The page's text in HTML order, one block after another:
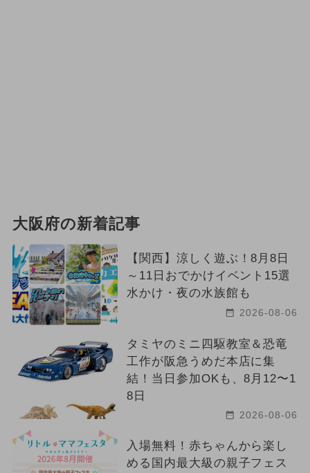
大阪府の新着記事
【関西】涼しく遊ぶ！8月8日
～11日おでかけイベント15選
水かけ・夜の水族館も
2026-08-06
タミヤのミニ四駆教室＆恐竜
工作が阪急うめだ本店に集
結！当日参加OKも、8月12〜1
8日
2026-08-06
入場無料！赤ちゃんから楽し
める国内最大級の親子フェス